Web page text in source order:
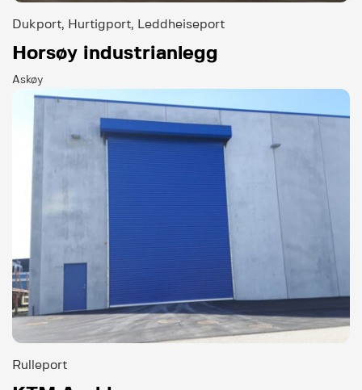
Dukport, Hurtigport, Leddheiseport
Horsøy industrianlegg
Askøy
Rulleport